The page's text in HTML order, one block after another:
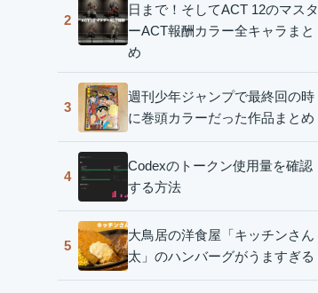
2
日まで！そしてACT 12のマスタ
ーACT報酬カラー全キャラまと
め
3
週刊少年ジャンプで最終回の時
に巻頭カラーだった作品まとめ
4
Codexのトークン使用量を確認
する方法
5
大鳥居の洋食屋「キッチンさん
太」のハンバーグがうますぎる